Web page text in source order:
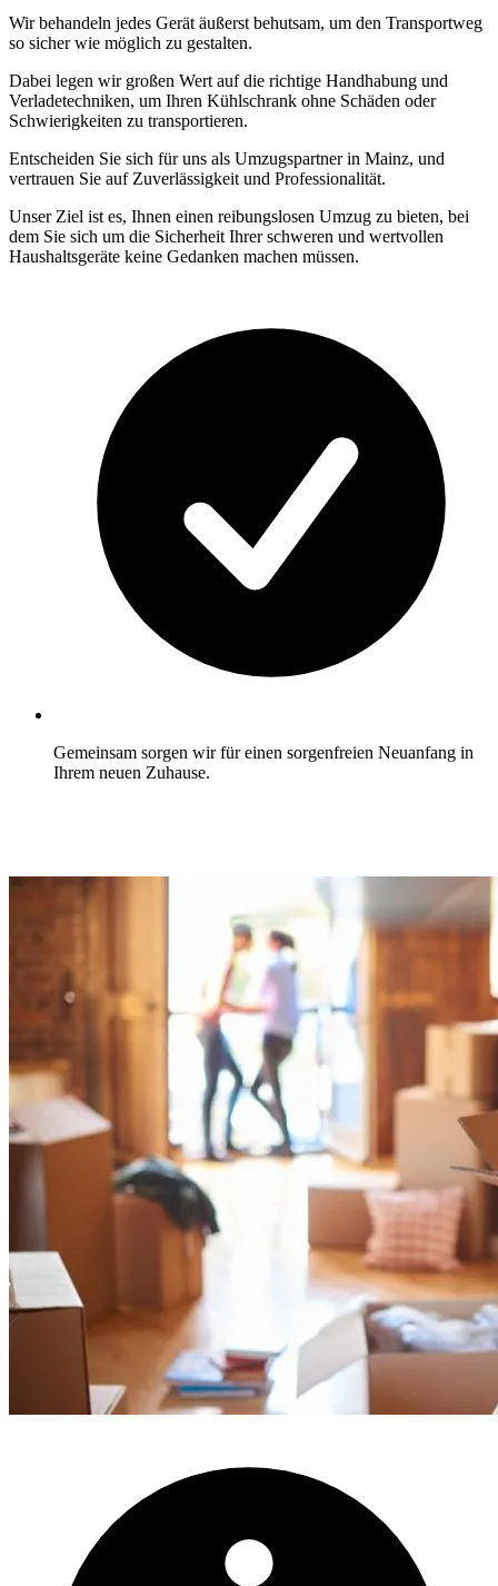
Wir behandeln jedes Gerät äußerst behutsam, um den Transportweg
so sicher wie möglich zu gestalten.
Dabei legen wir großen Wert auf die richtige Handhabung und
Verladetechniken, um Ihren Kühlschrank ohne Schäden oder
Schwierigkeiten zu transportieren.
Entscheiden Sie sich für uns als Umzugspartner in Mainz, und
vertrauen Sie auf Zuverlässigkeit und Professionalität.
Unser Ziel ist es, Ihnen einen reibungslosen Umzug zu bieten, bei
dem Sie sich um die Sicherheit Ihrer schweren und wertvollen
Haushaltsgeräte keine Gedanken machen müssen.
Gemeinsam sorgen wir für einen sorgenfreien Neuanfang in
Ihrem neuen Zuhause.